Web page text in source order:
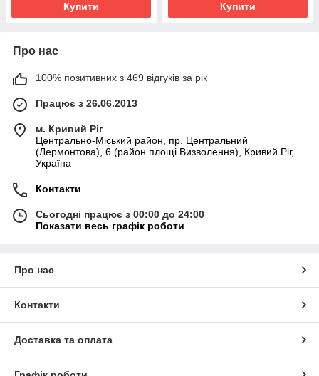
Купити Купити
Про нас
100% позитивних з 469 відгуків за рік
Працює з 26.06.2013
м. Кривий Ріг
Центрально-Міський район, пр. Центральний
(Лермонтова), 6 (район площі Визволення), Кривий Ріг,
Україна
Контакти
Сьогодні працює з 00:00 до 24:00
Показати весь графік роботи
Про нас
Контакти
Доставка та оплата